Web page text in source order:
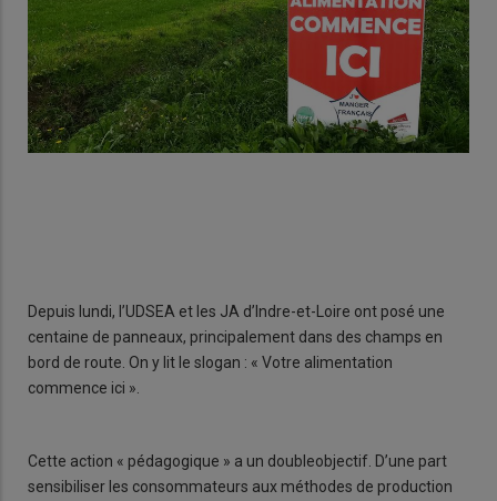
Depuis lundi, l’UDSEA et les JA d’Indre-et-Loire ont posé une
centaine de panneaux, principalement dans des champs en
bord de route. On y lit le slogan : « Votre alimentation
commence ici ».
Cette action « pédagogique » a un doubleobjectif. D’une part
sensibiliser les consommateurs aux méthodes de production